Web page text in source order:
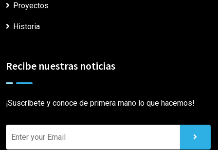
Proyectos
Historia
Recibe nuestras noticias
¡Suscríbete y conoce de primera mano lo que hacemos!